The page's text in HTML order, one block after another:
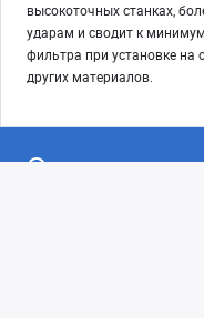
высокоточных станках,
ударам и сводит к
фильтра при установке на
других материалов.
Екатеринбург